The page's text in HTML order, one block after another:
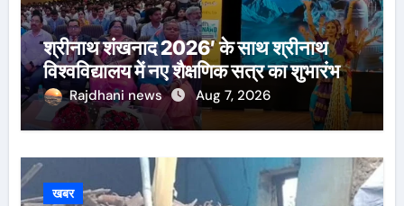
श्रीनाथ शंखनाद 2026′ के साथ श्रीनाथ
विश्वविद्यालय में नए शैक्षणिक सत्र का शुभारंभ
Rajdhani news Aug 7, 2026
खबर